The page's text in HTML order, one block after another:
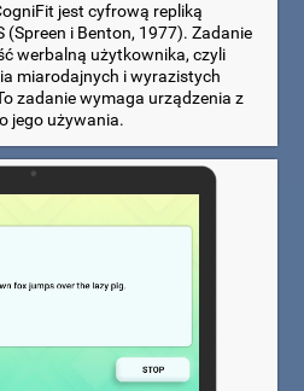
jest cyfrową repliką
(Spreen i Benton, 1977). Zadanie
werbalną użytkownika, czyli
miarodajnych i wyrazistych
zadanie wymaga urządzenia z
jego używania.